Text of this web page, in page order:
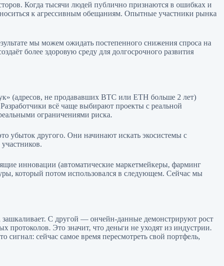
Когда тысячи людей публично признаются в ошибках и
к агрессивным обещаниям. Опытные участники рынка
мы можем ожидать постепенного снижения спроса на
более здоровую среду для долгосрочного развития
(адресов, не продававших BTC или ETH больше 2 лет)
всё чаще выбирают проекты с реальной
ограничениями риска.
убыток другого. Они начинают искать экосистемы с
инновации (автоматические маркетмейкеры, фарминг
который потом использовался в следующем. Сейчас мы
С другой — ончейн-данные демонстрируют рост
протоколов. Это значит, что деньги не уходят из индустрии.
сейчас самое время пересмотреть свой портфель,